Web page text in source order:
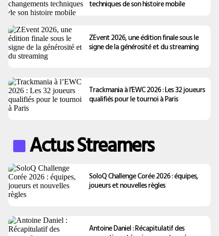
techniques de son histoire mobile
ZEvent 2026, une édition finale sous le
signe de la générosité et du streaming
Trackmania à l’EWC 2026 : Les 32 joueurs
qualifiés pour le tournoi à Paris
Actus Streamers
SoloQ Challenge Corée 2026 : équipes,
joueurs et nouvelles règles
Antoine Daniel : Récapitulatif des